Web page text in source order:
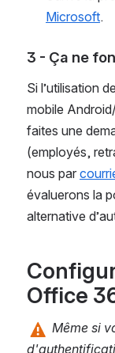
Microsoft.
3 - Ça ne
Si l’utilisation
mobile
faites une
(employés,
nous par
évaluerons la
alternative
Office
Même si